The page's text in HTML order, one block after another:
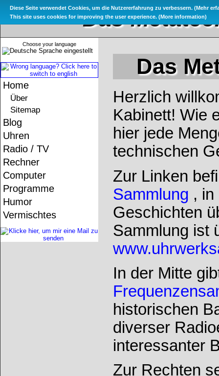
Das
Choose your language
Home
Über
Sitemap
Blog
Uhren
Radio / TV
Rechner
Computer
Programme
Humor
Vermischtes
Das
Herzlich
Kabinett! Wie
hier jede
technischen
Zur Linken
Sammlung ,
Geschichten
Sammlung ist
In der Mitte
historischen
diverser
interessanter
Zur Rechten
Diese Seite verwendet Cookies, um die Nutzererfahrung zu verbessern. (Mehr
This site uses cookies for improving the user experience. (More information)